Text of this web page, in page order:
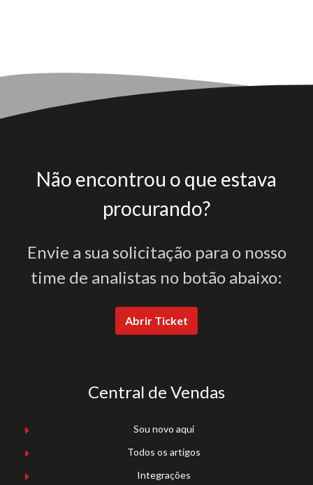
Não encontrou o que estava
procurando?
Envie a sua solicitação para o nosso
time de analistas no botão abaixo:
Abrir Ticket
Central de Vendas
Sou novo aqui
Todos os artigos
Integrações